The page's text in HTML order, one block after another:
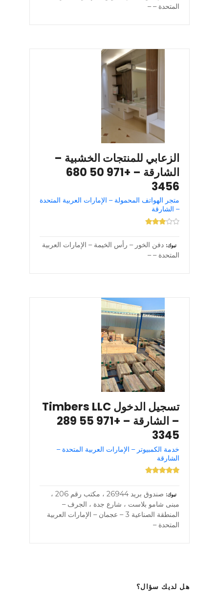
المتحدة – –
الزعابي للمنتجات الخشبية –
الشارقة – +971 50 680
3456
متجر الهواتف المحمولة – الإمارات العربية المتحدة
– الشارقة
تبوك دفن الخور – رأس الخيمة – الإمارات العربية
المتحدة – –
تسجيل الدخول Timbers LLC
– الشارقة – +971 55 289
3345
خدمة الكمبيوتر – الإمارات العربية المتحدة –
الشارقة
تبوك
صندوق بريد 26944 ، مكتب رقم 206 ،
مبنى شامو بلاست ، شارع جدة ، الجرف –
المنطقة الصناعية 3 – عجمان – الإمارات العربية
المتحدة –
هل لديك سؤال؟